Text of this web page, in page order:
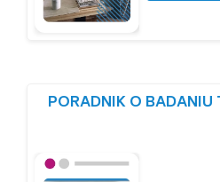
PORADNIK O